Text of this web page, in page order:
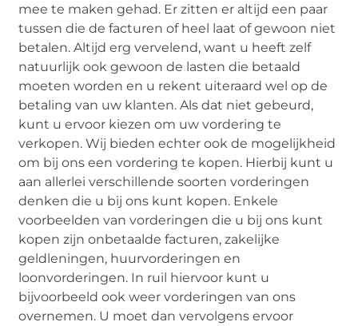
mee te maken gehad. Er zitten er altijd een paar
tussen die de facturen of heel laat of gewoon niet
betalen. Altijd erg vervelend, want u heeft zelf
natuurlijk ook gewoon de lasten die betaald
moeten worden en u rekent uiteraard wel op de
betaling van uw klanten. Als dat niet gebeurd,
kunt u ervoor kiezen om uw vordering te
verkopen. Wij bieden echter ook de mogelijkheid
om bij ons een vordering te kopen. Hierbij kunt u
aan allerlei verschillende soorten vorderingen
denken die u bij ons kunt kopen. Enkele
voorbeelden van vorderingen die u bij ons kunt
kopen zijn onbetaalde facturen, zakelijke
geldleningen, huurvorderingen en
loonvorderingen. In ruil hiervoor kunt u
bijvoorbeeld ook weer vorderingen van ons
overnemen. U moet dan vervolgens ervoor